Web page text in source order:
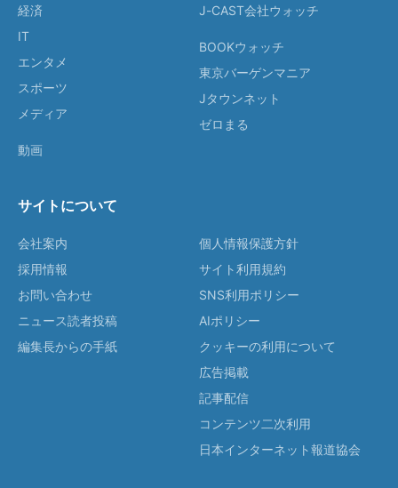
経済
IT
エンタメ
スポーツ
メディア
動画
J-CAST会社ウォッチ
BOOKウォッチ
東京バーゲンマニア
Jタウンネット
ゼロまる
サイトについて
会社案内
採用情報
お問い合わせ
ニュース読者投稿
編集長からの手紙
個人情報保護方針
サイト利用規約
SNS利用ポリシー
AIポリシー
クッキーの利用について
広告掲載
記事配信
コンテンツ二次利用
日本インターネット報道協会